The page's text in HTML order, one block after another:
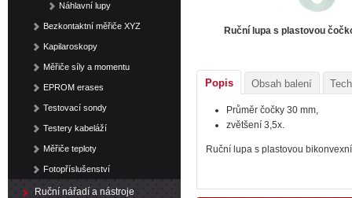
Ruční lupa s plastovou
Popis Obsah balení
Průměr čočky 30 mm,
zvětšení 3,5x.
Ruční lupa s plastovou
Náhlavní lupy
Bezkontaktní měřiče XYZ
Kapilaroskopy
Měřiče síly a momentu
EPROM erases
Testovací sondy
Testery kabeláží
Měřiče teploty
Fotopříslušenství
Ruční nářadí a nástroje